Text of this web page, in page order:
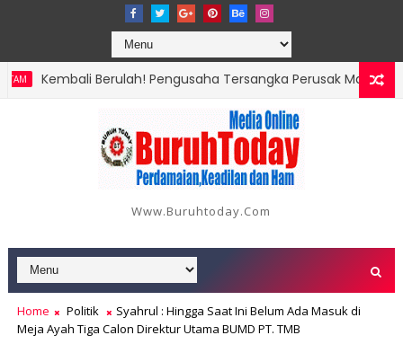
Kembali Berulah! Pengusaha Tersangka Perusak Mangrove
Kecelakaan Bus HKBP di Pantai Glory, Dishub Batam
Www.buruhtoday.com
Home Politik
Syahrul : Hingga Saat Ini Belum Ada Masuk di
Meja Ayah Tiga Calon Direktur Utama BUMD PT. TMB